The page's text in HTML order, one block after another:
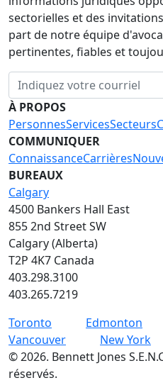
sectorielles et des
part de notre équipe
pertinentes, fiables et
À PROPOS
PersonnesServicesSecteurs
COMMUNIQUER
ConnaissanceCarrières
BUREAUX
Calgary
4500 Bankers Hall East
855 2nd Street SW
Calgary (Alberta)
T2P 4K7 Canada
403.298.3100
403.265.7219
Toronto
Edmonton
Vancouver
New York
©2026. Bennett Jones
réservés.